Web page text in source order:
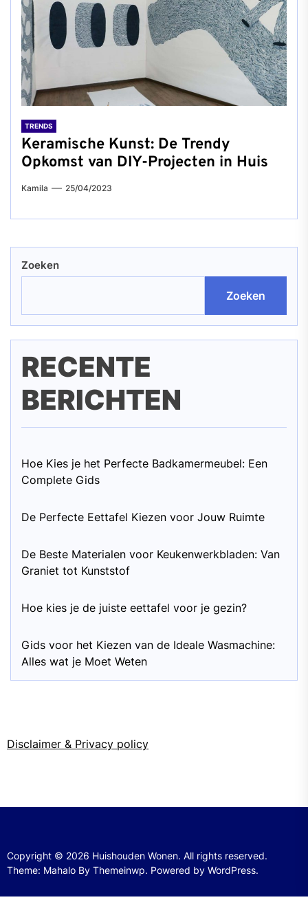
TRENDS
Keramische Kunst: De Trendy
Opkomst van DIY-Projecten in Huis
Kamila 25/04/2023
Zoeken
Zoeken
RECENTE
BERICHTEN
Hoe Kies je het Perfecte Badkamermeubel: Een
Complete Gids
De Perfecte Eettafel Kiezen voor Jouw Ruimte
De Beste Materialen voor Keukenwerkbladen: Van
Graniet tot Kunststof
Hoe kies je de juiste eettafel voor je gezin?
Gids voor het Kiezen van de Ideale Wasmachine:
Alles wat je Moet Weten
Disclaimer & Privacy policy
Copyright © 2026 Huishouden Wonen. All rights reserved.
Theme: Mahalo By Themeinwp. Powered by WordPress.